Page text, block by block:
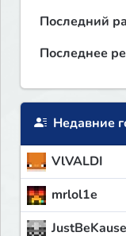
Последний
Последнее
Недавние
VlVALDI
mrlol1e
JustBeKause